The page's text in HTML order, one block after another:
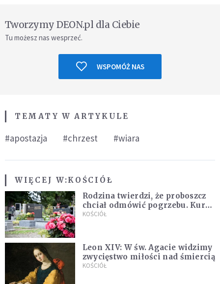
Tworzymy DEON.pl dla Ciebie
Tu możesz nas wesprzeć.
WSPOMÓŻ NAS
TEMATY W ARTYKULE
#apostazja #chrzest #wiara
WIĘCEJ W:KOŚCIÓŁ
Rodzina twierdzi, że proboszcz
chciał odmówić pogrzebu. Kuria
zapowiada wyjaśnienia
KOŚCIÓŁ
Leon XIV: W św. Agacie widzimy
zwycięstwo miłości nad śmiercią
KOŚCIÓŁ